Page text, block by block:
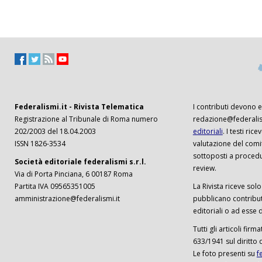
Federalismi.it - Rivista Telematica
Registrazione al Tribunale di Roma numero
202/2003 del 18.04.2003
ISSN 1826-3534
Società editoriale federalismi s.r.l.
Via di Porta Pinciana, 6 00187 Roma
Partita IVA 09565351005
amministrazione@federalismi.it
I contributi devono
editoriali. I testi
valutazione del
sottoposti a
review.
La Rivista riceve
pubblicano
editoriali o ad esse
Tutti gli articoli
633/1941 sul diritto
Le foto presenti su